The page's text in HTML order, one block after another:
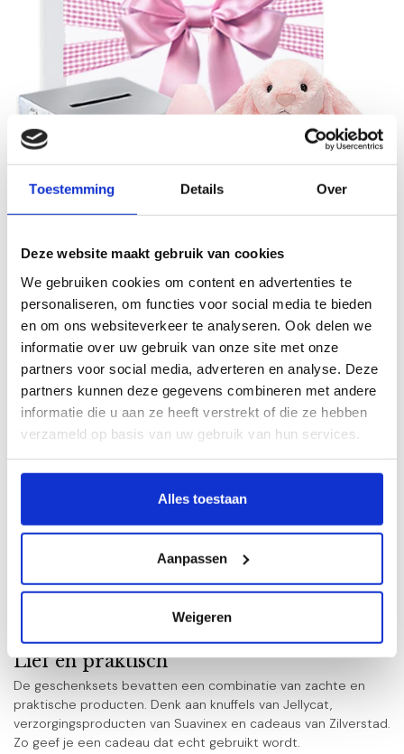
Toestemming Details Over
Deze website maakt gebruik van cookies
We gebruiken cookies om content en advertenties te
personaliseren, om functies voor social media te bieden
en om ons websiteverkeer te analyseren. Ook delen we
informatie over uw gebruik van onze site met onze
partners voor social media, adverteren en analyse. Deze
partners kunnen deze gegevens combineren met andere
informatie die u aan ze heeft verstrekt of die ze hebben
verzameld op basis van uw gebruik van hun services.
Alles toestaan
Aanpassen
Weigeren
Luxe kraamcadeau geschenksets voor
meisjes
Hoera, er is een meisje geboren! Zoek je een bijzonder
kraamcadeau? Met een kraamcadeau geschenkset geef je
een compleet en liefdevol cadeau. Bij KraamcadeauOnline.nl
vind je geschenksets met producten van Zilverstad, Jellycat
en Suavinex, zorgvuldig samengesteld en mooi verpakt.
Geschenksets voor ieder budget
Met merken zoals Zilverstad, Jellycat en Suavinex
Direct klaar om te geven
Veilig en eenvoudig online bestellen
Op werkdagen voor 15.00 uur besteld, dezelfde dag
verzonden
Een compleet cadeau om te geven
Met een geschenkset geef je in één keer een mooi en
afgestemd en vormen samen een compleet geheel.
Lief en praktisch
De geschenksets bevatten een combinatie van zachte en
praktische producten. Denk aan knuffels van Jellycat,
verzorgingsproducten van Suavinex en cadeaus van Zilverstad.
Zo geef je een cadeau dat echt gebruikt wordt.